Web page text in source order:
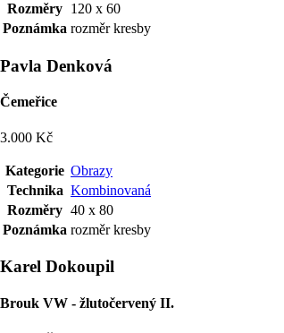
Rozměry 120 x 60
Poznámka rozměr kresby
Pavla Denková
Čemeřice
3.000 Kč
Kategorie Obrazy
Technika Kombinovaná
Rozměry 40 x 80
Poznámka rozměr kresby
Karel Dokoupil
Brouk VW - žlutočervený II.